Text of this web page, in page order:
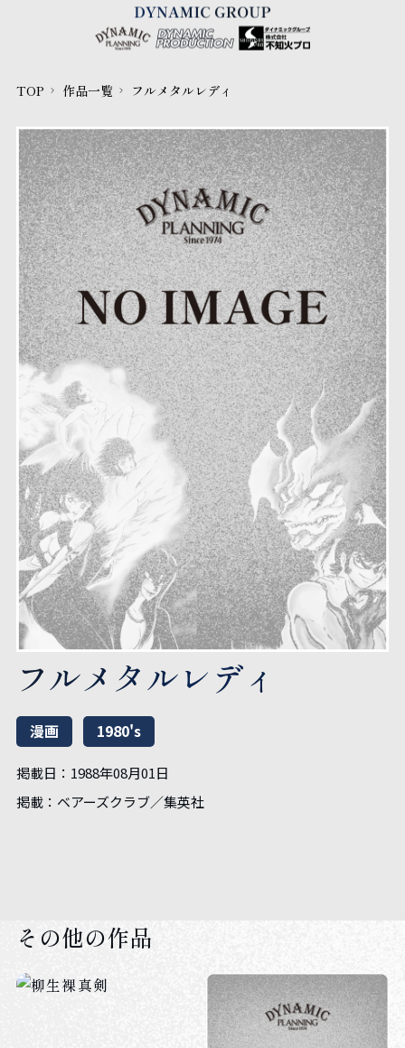
TOP 作品一覧 フルメタルレディ
フルメタルレディ
漫画 1980's
掲載日： 1988年08月01日
掲載： ベアーズクラブ／集英社
その他の作品